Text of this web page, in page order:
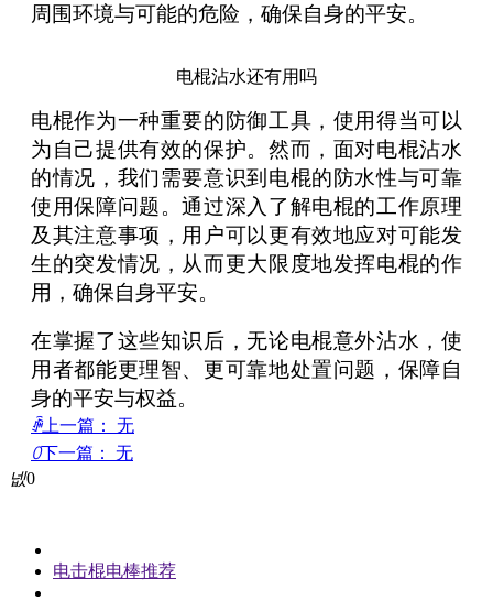
周围环境与可能的危险，确保自身的平安。
电棍沾水还有用吗
电棍作为一种重要的防御工具，使用得当可以
为自己提供有效的保护。然而，面对电棍沾水
的情况，我们需要意识到电棍的防水性与可靠
使用保障问题。通过深入了解电棍的工作原理
及其注意事项，用户可以更有效地应对可能发
生的突发情况，从而更大限度地发挥电棍的作
用，确保自身平安。
在掌握了这些知识后，无论电棍意外沾水，使
用者都能更理智、更可靠地处置问题，保障自
身的平安与权益。
ꄴ上一篇：
无
ꄲ下一篇：
无
넶0
电击棍电棒推荐